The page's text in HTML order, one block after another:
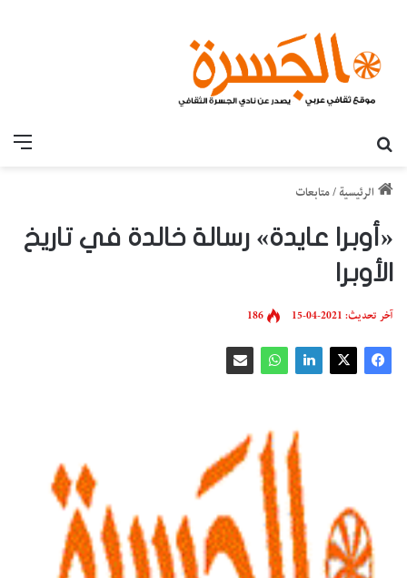
الرئيسية /متابعات
«أوبرا عايدة» رسالة خالدة في تاريخ
الأوبرا
آخر تحديث: 2021-04-15 186